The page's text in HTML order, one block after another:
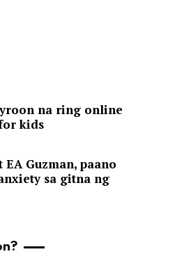
na ring online
kids
Guzman, paano
sa gitna ng